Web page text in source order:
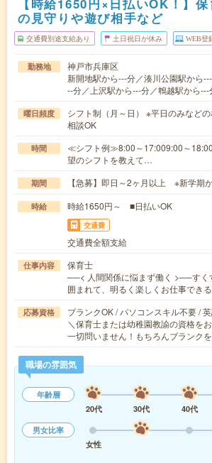
【時給1650円×日払いOK！】
の見守りや遊び相手など
交通費別途支給あり 土日祝日が休み WEB登
勤務地
神戸市兵庫区
新開地駅から---分／湊川公園駅から
--分／上沢駅から---分／鵯越駅から---
曜日頻度
シフト制（月～日） ※平日のみなど
相談OK
時間
≪シフト例≫8:00～17:009:00～
望のシフトを教えて…
期間 【急募】即日～2ヶ月以上 ※新学期
時給 時給1650円～ ■日払いOK
交通費
交通費全額支給
仕事内容
保育士
──< 人間関係に悩まず働く >──すく
囲まれて、明るく楽しくお仕事でき
応募資格
ブランクOK / パソコンスキル不要 /
＼保育士または幼稚園教諭の資格を
一切問いません！もちろんブランク
職場の雰囲気
年齢層
20代
30代 40代
男女比率
女性